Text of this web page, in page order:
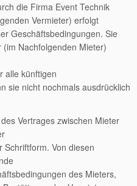
die Firma Event Technik
Vermieter) erfolgt
Geschäftsbedingungen. Sie
Nachfolgenden Mieter)
alle künftigen
sie nicht nochmals ausdrücklich
Vertrages zwischen Mieter
Von diesen
des Mieters,